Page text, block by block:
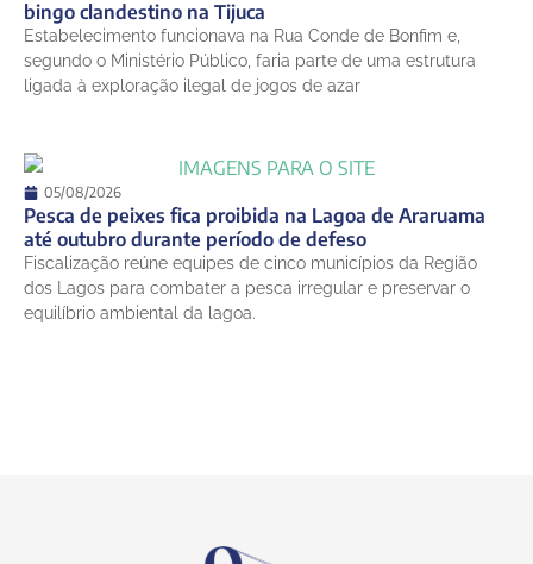
bingo clandestino na Tijuca
Estabelecimento funcionava na Rua Conde de Bonfim e,
segundo o Ministério Público, faria parte de uma estrutura
ligada à exploração ilegal de jogos de azar
05/08/2026
Pesca de peixes fica proibida na Lagoa de Araruama
até outubro durante período de defeso
Fiscalização reúne equipes de cinco municípios da Região
dos Lagos para combater a pesca irregular e preservar o
equilíbrio ambiental da lagoa.